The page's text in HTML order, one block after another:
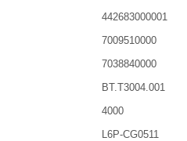
442683000001
7009510000
7038840000
BT.T3004.001
4000
L6P-CG0511